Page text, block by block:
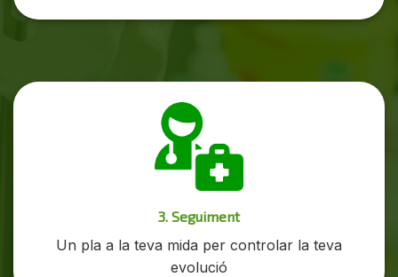
3. Seguiment
Un pla a la teva mida per controlar la teva
evolució